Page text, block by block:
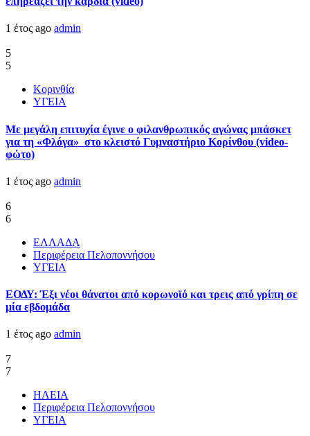
1 έτος ago admin
5
5
Κορινθία
ΥΓΕΙΑ
Με μεγάλη επιτυχία έγινε ο φιλανθρωπικός αγώνας μπάσκετ
για τη «Φλόγα» στο κλειστό Γυμναστήριο Κορίνθου (video-
φώτο)
1 έτος ago admin
6
6
ΕΛΛΑΔΑ
Περιφέρεια Πελοποννήσου
ΥΓΕΙΑ
ΕΟΔΥ: Έξι νέοι θάνατοι από κορωνοϊό και τρεις από γρίπη σε
μία εβδομάδα
1 έτος ago admin
7
7
ΗΛΕΙΑ
Περιφέρεια Πελοποννήσου
ΥΓΕΙΑ